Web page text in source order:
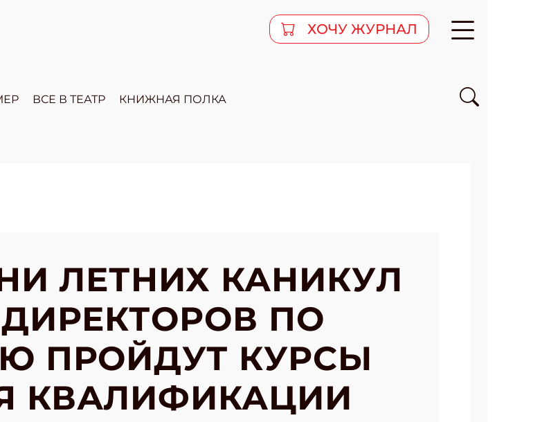
ХОЧУ ЖУРНАЛ
ВСЕ В ТЕАТР КНИЖНАЯ ПОЛКА
ЛЕТНИХ КАНИКУЛ
ПО
ПРОЙДУТ КУРСЫ
КВАЛИФИКАЦИИ